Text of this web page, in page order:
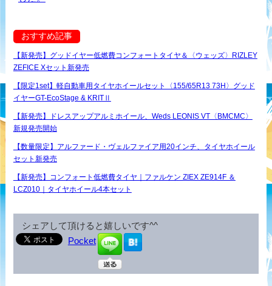
おすすめ記事
【新発売】グッドイヤー低燃費コンフォートタイヤ＆〈ウェッズ〉RIZLEY
ZEFICE Xセット新発売
【限定1set】軽自動車用タイヤホイールセット〈155/65R13 73H〉グッド
イヤーGT-EcoStage & KRITⅡ
【新発売】ドレスアップアルミホイール、Weds LEONIS VT〈BMCMC〉
新規発売開始
【数量限定】アルファード・ヴェルファイア用20インチ、タイヤホイール
セット新発売
【新発売】コンフォート低燃費タイヤ｜ファルケン ZIEX ZE914F ＆
LCZ010｜タイヤホイール4本セット
シェアして頂けると嬉しいです^^
Pocket